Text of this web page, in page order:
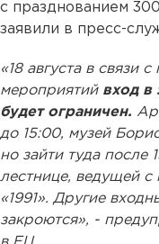
с празднованием
заявили в пресс-
«18 августа в связи
мероприятийвход в
будет ограничен.
до 15:00, музей
но зайти туда после
лестнице, ведущей с
«1991». Другие
закроются», -